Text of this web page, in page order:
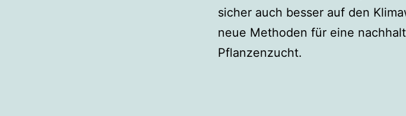
sicher auch besser auf den
neue Methoden für eine
Pflanzenzucht.